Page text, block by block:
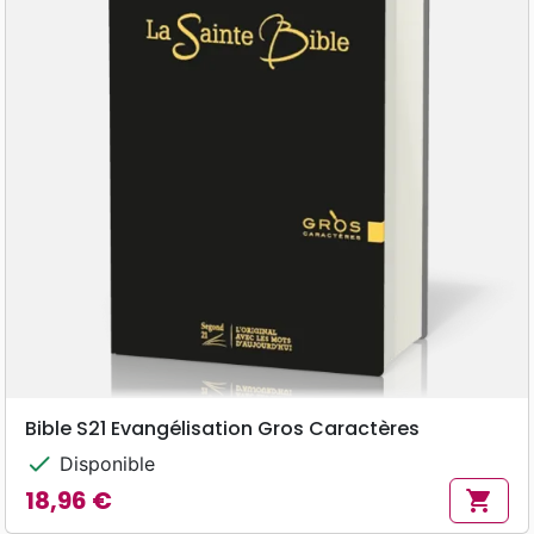
Bible S21 Evangélisation Gros Caractères
check Disponible
Prix
18,96 € shopping_cart